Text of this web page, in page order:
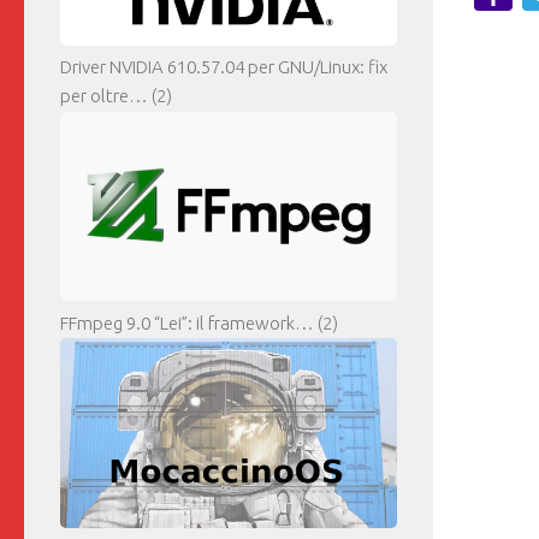
Driver NVIDIA 610.57.04 per GNU/Linux: fix
per oltre… (2)
FFmpeg 9.0 “Lei”: il framework… (2)